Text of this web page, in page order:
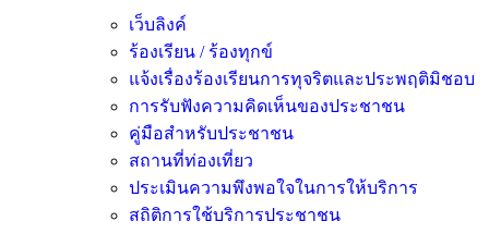
เว็บลิงค์
ร้องเรียน / ร้องทุกข์
แจ้งเรื่องร้องเรียนการทุจริตและประพฤติมิชอบ
การรับฟังความคิดเห็นของประชาชน
คู่มือสำหรับประชาชน
สถานที่ท่องเที่ยว
ประเมินความพึงพอใจในการให้บริการ
สถิติการใช้บริการประชาชน